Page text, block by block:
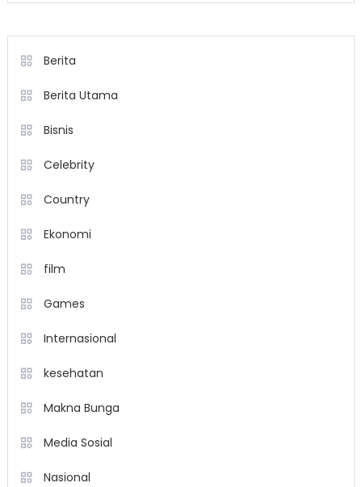
Berita
Berita Utama
Bisnis
Celebrity
Country
Ekonomi
film
Games
Internasional
kesehatan
Makna Bunga
Media Sosial
Nasional